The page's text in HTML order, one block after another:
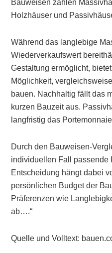
Bauweisen zählen
Holzhäuser und
Während das langlebige
Wiederverkaufswert
Gestaltung ermöglicht,
Möglichkeit,
bauen. Nachhaltig fällt das
kurzen Bauzeit aus.
langfristig das
Durch den Bauweisen-
individuellen Fall passende
Entscheidung hängt dabei
persönlichen Budget der
Präferenzen wie
ab….“
Quelle und Volltext: